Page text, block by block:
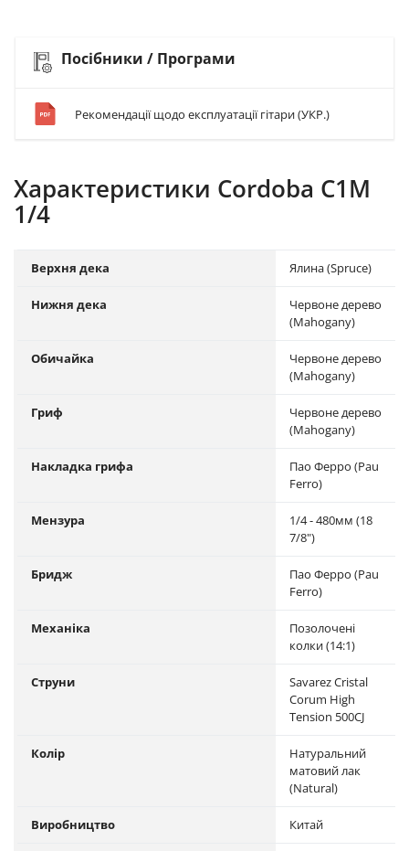
Посібники / Програми
Рекомендації щодо експлуатації гітари (УКР.)
Характеристики Cordoba C1M
1/4
Верхня дека Ялина (Spruce)
Нижня дека
Червоне дерево
(Mahogany)
Обичайка
Червоне дерево
(Mahogany)
Гриф
Червоне дерево
(Mahogany)
Накладка грифа
Пао Ферро (Pau
Ferro)
Мензура
1/4 - 480мм (18
7/8")
Бридж
Пао Ферро (Pau
Ferro)
Механіка
Позолочені
колки (14:1)
Струни
Savarez Cristal
Corum High
Tension 500CJ
Колір
Натуральний
матовий лак
(Natural)
Виробництво Китай